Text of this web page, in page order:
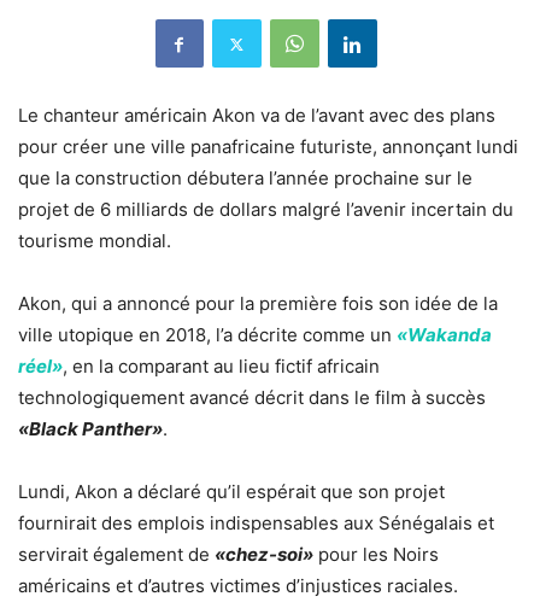
Le chanteur américain Akon va de l’avant avec des plans
pour créer une ville panafricaine futuriste, annonçant lundi
que la construction débutera l’année prochaine sur le
projet de 6 milliards de dollars malgré l’avenir incertain du
tourisme mondial.
Akon, qui a annoncé pour la première fois son idée de la
ville utopique en 2018, l’a décrite comme un «Wakanda
réel», en la comparant au lieu fictif africain
technologiquement avancé décrit dans le film à succès
«Black Panther».
Lundi, Akon a déclaré qu’il espérait que son projet
fournirait des emplois indispensables aux Sénégalais et
servirait également de «chez-soi» pour les Noirs
américains et d’autres victimes d’injustices raciales.